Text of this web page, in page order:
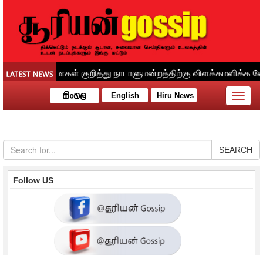
English Hiru News
Toggle
SEARCH
Follow US